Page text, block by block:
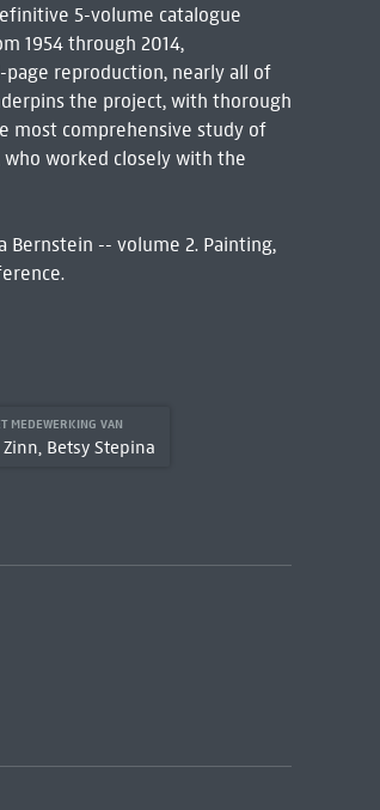
5-volume catalogue
1954 through 2014,
page reproduction, nearly all of
the project, with thorough
most comprehensive study of
worked closely with the
Bernstein -- volume 2. Painting,
MEDEWERKING VAN
Zinn, Betsy Stepina